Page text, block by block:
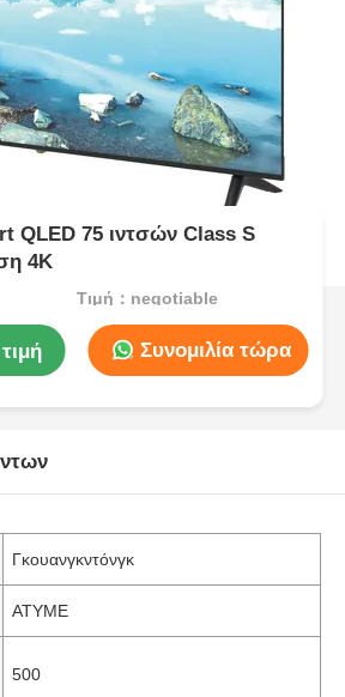
QLED 75 ιντσών Class S
4K
Τιμή：negotiable
Συνομιλία τώρα
Γκουανγκντόνγκ
ATYME
500